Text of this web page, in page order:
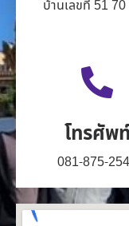
บ้านเลขที่ 51
โทรศัพ
081-875-